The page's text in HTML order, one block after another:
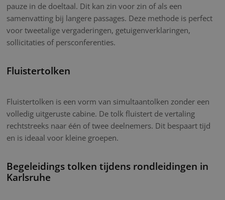
pauze in de doeltaal. Dit kan zin voor zin of als een
samenvatting bij langere passages. Deze methode is perfect
voor tweetalige vergaderingen, getuigenverklaringen,
sollicitaties of persconferenties.
Fluistertolken
Fluistertolken is een vorm van simultaantolken zonder een
volledig uitgeruste cabine. De tolk fluistert de vertaling
rechtstreeks naar één of twee deelnemers. Dit bespaart tijd
en is ideaal voor kleine groepen.
Begeleidings tolken tijdens rondleidingen in
Karlsruhe